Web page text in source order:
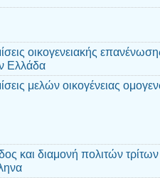
οικογενειακής
Ελλάδα
μελών οικογένειας
και διαμονή πολιτών